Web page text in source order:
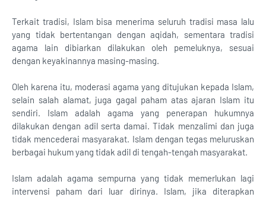
Terkait tradisi, Islam bisa menerima seluruh tradisi masa lalu
yang tidak bertentangan dengan aqidah, sementara tradisi
agama lain dibiarkan dilakukan oleh pemeluknya, sesuai
dengan keyakinannya masing-masing.
Oleh karena itu, moderasi agama yang ditujukan kepada Islam,
selain salah alamat, juga gagal paham atas ajaran Islam itu
sendiri. Islam adalah agama yang penerapan hukumnya
dilakukan dengan adil serta damai. Tidak menzalimi dan juga
tidak mencederai masyarakat. Islam dengan tegas meluruskan
berbagai hukum yang tidak adil di tengah-tengah masyarakat.
Islam adalah agama sempurna yang tidak memerlukan lagi
intervensi paham dari luar dirinya. Islam, jika diterapkan